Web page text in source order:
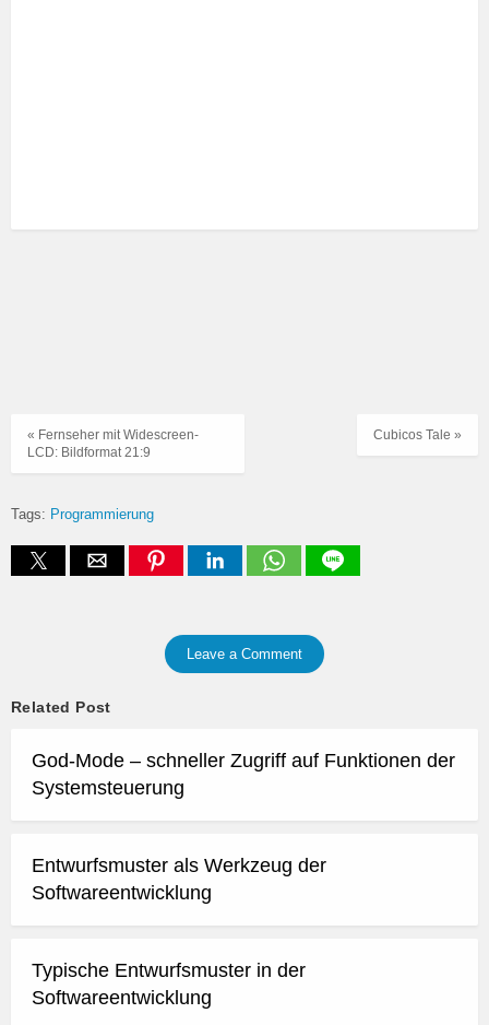
Cubicos Tale »
« Fernseher mit Widescreen-
LCD: Bildformat 21:9
Tags: Programmierung
Leave a Comment
Related Post
God-Mode – schneller Zugriff auf Funktionen der
Systemsteuerung
Entwurfsmuster als Werkzeug der
Softwareentwicklung
Typische Entwurfsmuster in der
Softwareentwicklung